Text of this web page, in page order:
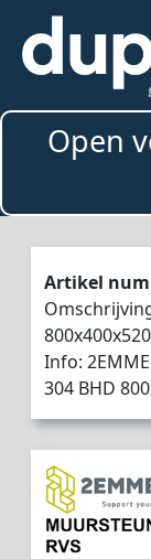
Open
Artikel
Info:
304 BHD